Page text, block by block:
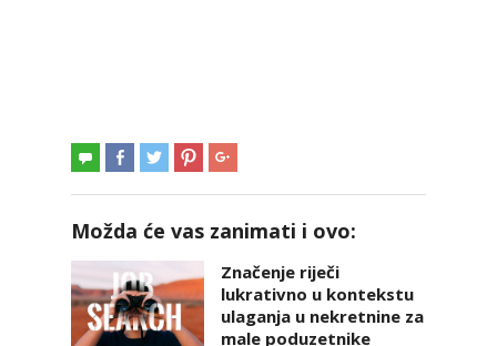
Možda će vas zanimati i ovo:
Značenje riječi
lukrativno u kontekstu
ulaganja u nekretnine za
male poduzetnike